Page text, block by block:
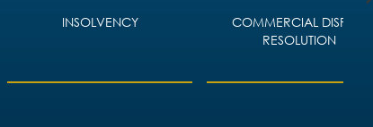
INSOLVENCY
COMMERCIAL DISPUTE
RESOLUTION